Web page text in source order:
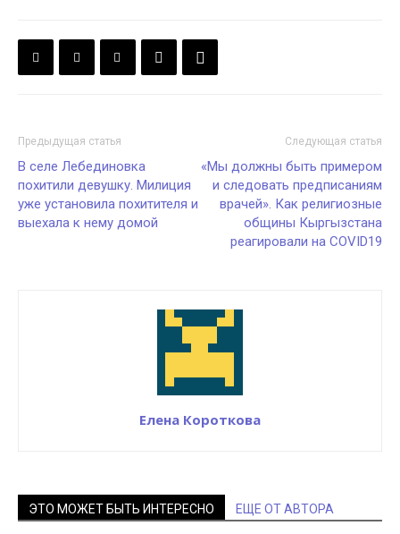
Предыдущая статья
В селе Лебединовка
похитили девушку. Милиция
уже установила похитителя и
выехала к нему домой
Следующая статья
«Мы должны быть примером
и следовать предписаниям
врачей». Как религиозные
общины Кыргызстана
реагировали на COVID19
Елена Короткова
ЭТО МОЖЕТ БЫТЬ ИНТЕРЕСНО ЕЩЕ ОТ АВТОРА